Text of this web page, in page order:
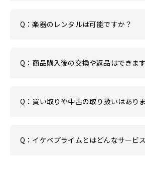
Q：楽器のレンタルは可能ですか？
Q：商品購入後の交換や返品はできま
Q：買い取りや中古の取り扱いはあり
Q：イケベプライムとはどんなサービ